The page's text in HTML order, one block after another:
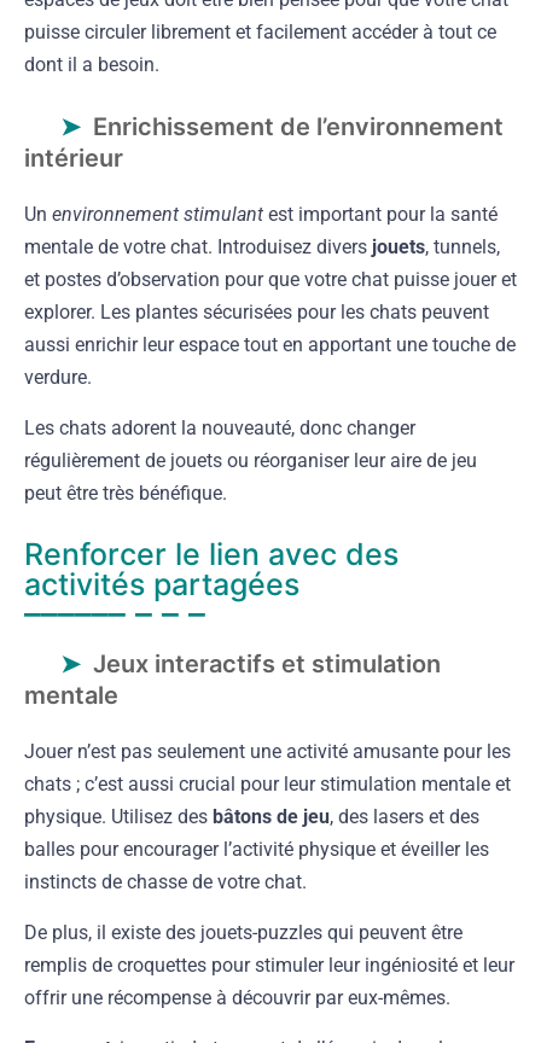
puisse circuler librement et facilement accéder à tout ce
dont il a besoin.
Enrichissement de l’environnement
intérieur
Un environnement stimulant est important pour la santé
mentale de votre chat. Introduisez divers jouets, tunnels,
et postes d’observation pour que votre chat puisse jouer et
explorer. Les plantes sécurisées pour les chats peuvent
aussi enrichir leur espace tout en apportant une touche de
verdure.
Les chats adorent la nouveauté, donc changer
régulièrement de jouets ou réorganiser leur aire de jeu
peut être très bénéfique.
Renforcer le lien avec des
activités partagées
Jeux interactifs et stimulation
mentale
Jouer n’est pas seulement une activité amusante pour les
chats ; c’est aussi crucial pour leur stimulation mentale et
physique. Utilisez des bâtons de jeu, des lasers et des
balles pour encourager l’activité physique et éveiller les
instincts de chasse de votre chat.
De plus, il existe des jouets-puzzles qui peuvent être
remplis de croquettes pour stimuler leur ingéniosité et leur
offrir une récompense à découvrir par eux-mêmes.